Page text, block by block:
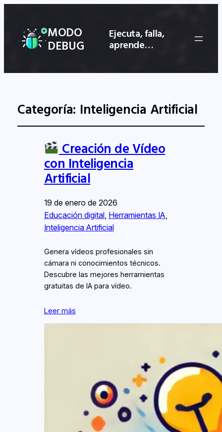
MODO
DEBUG
Ejecuta, falla,
aprende…
Categoría: Inteligencia Artificial
Creación de Vídeo
con Inteligencia
Artificial
19 de enero de 2026
Educación digital, Herramientas IA
Inteligencia Artificial
Genera vídeos profesionales sin
cámara ni conocimientos técnicos.
Descubre las mejores herramientas
gratuitas de IA para vídeo.
Leer más